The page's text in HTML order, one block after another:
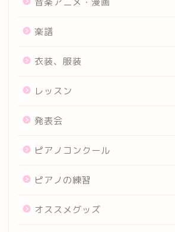
楽譜
衣装、服装
レッスン
発表会
ピアノコンクール
ピアノの練習
オススメグッズ